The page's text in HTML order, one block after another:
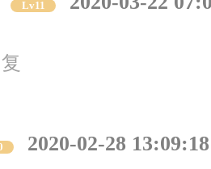
Lv11
2020-02-28 13:09:18